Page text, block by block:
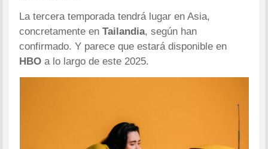
La tercera temporada tendrá lugar en Asia,
concretamente enTailandia, según han
confirmado. Y parece que estará disponible en
HBOa lo largo de este 2025.